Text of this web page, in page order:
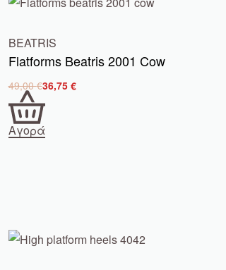
BEATRIS
Flatforms Beatris 2001 Cow
49,00€36,75 €
Αγορά